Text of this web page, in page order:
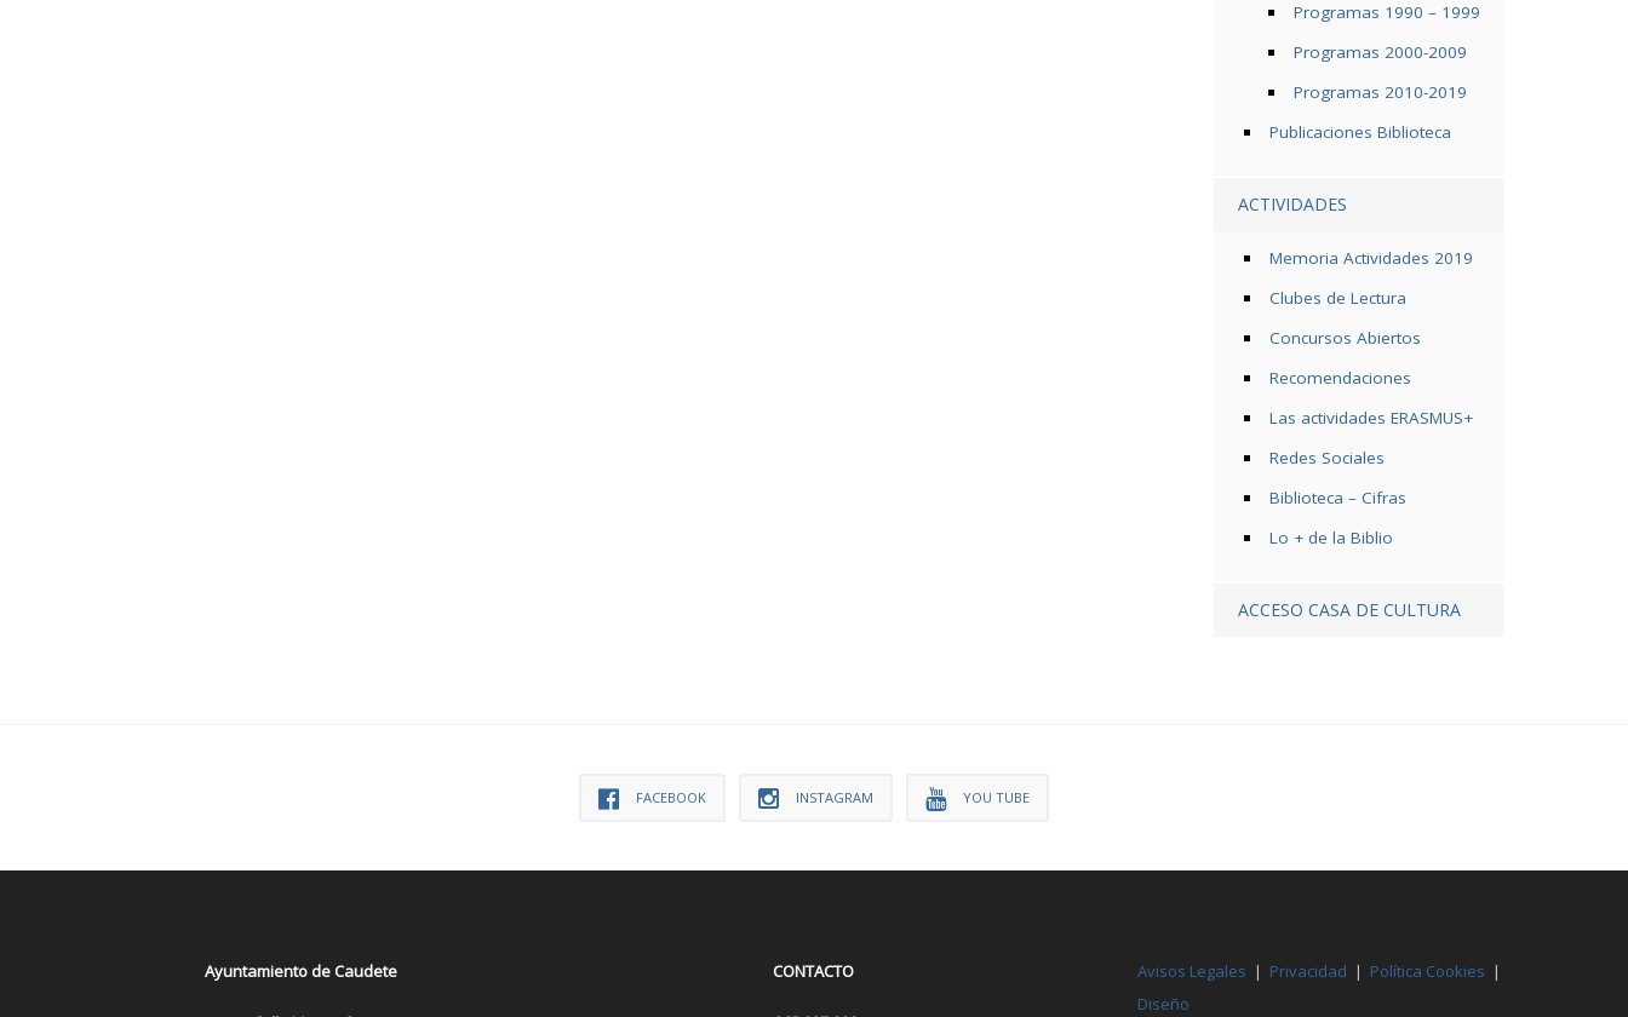
Programas 1990 – 1999
Programas 2000-2009
Programas 2010-2019
Publicaciones Biblioteca
ACTIVIDADES
Memoria Actividades 2019
Clubes de Lectura
Concursos Abiertos
Recomendaciones
Las actividades ERASMUS+
Redes Sociales
Biblioteca – Cifras
Lo + de la Biblio
ACCESO CASA DE CULTURA
FACEBOOK INSTAGRAM YOU TUBE
Ayuntamiento de Caudete CONTACTO Avisos Legales | Privacidad | Política Cookies |
Diseño